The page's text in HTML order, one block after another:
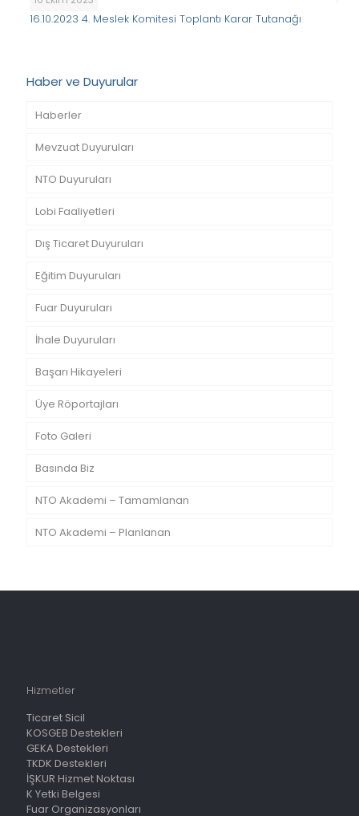
16.10.2023 4. Meslek Komitesi Toplantı Karar Tutanağı
Haber ve Duyurular
Haberler
Mevzuat Duyuruları
NTO Duyuruları
Lobi Faaliyetleri
Dış Ticaret Duyuruları
Eğitim Duyuruları
Fuar Duyuruları
İhale Duyuruları
Başarı Hikayeleri
Üye Röportajları
Foto Galeri
Basında Biz
NTO Akademi – Tamamlanan
NTO Akademi – Planlanan
Hizmetler
Ticaret Sicil
KOSGEB Destekleri
GEKA Destekleri
TKDK Destekleri
İŞKUR Hizmet Noktası
K Yetki Belgesi
Fuar Organizasyonları